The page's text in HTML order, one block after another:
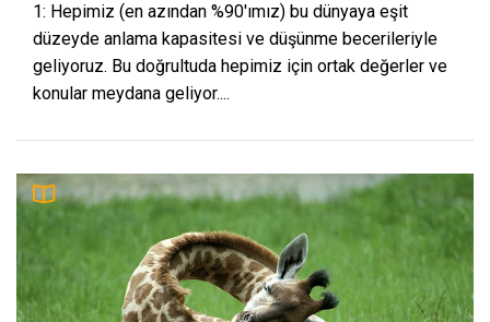
1: Hepimiz (en azından %90'ımız) bu dünyaya eşit
düzeyde anlama kapasitesi ve düşünme becerileriyle
geliyoruz. Bu doğrultuda hepimiz için ortak değerler ve
konular meydana geliyor....